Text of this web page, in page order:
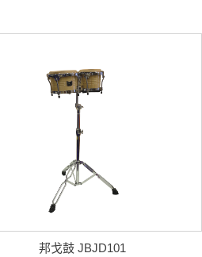
邦戈鼓 JBJD101